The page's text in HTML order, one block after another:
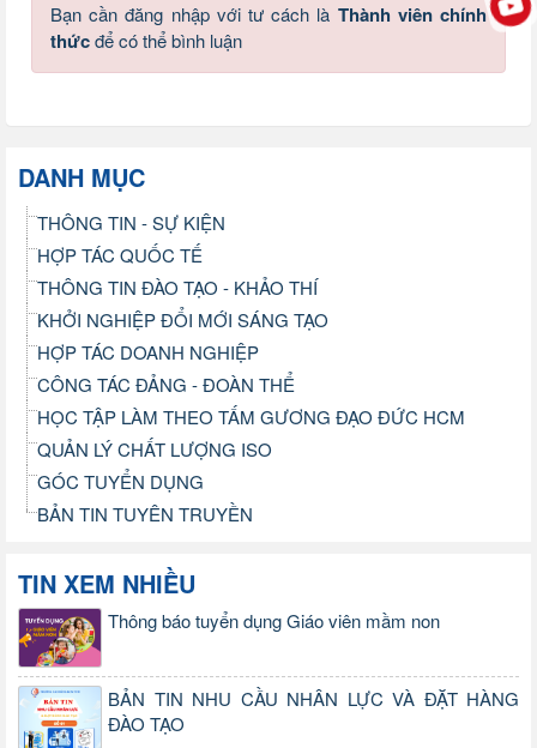
Bạn cần đăng nhập với tư cách là Thành viên chính
thứcđể có thể bình luận
DANH MỤC
THÔNG TIN - SỰ KIỆN
HỢP TÁC QUỐC TẾ
THÔNG TIN ĐÀO TẠO - KHẢO THÍ
KHỞI NGHIỆP ĐỔI MỚI SÁNG TẠO
HỢP TÁC DOANH NGHIỆP
CÔNG TÁC ĐẢNG - ĐOÀN THỂ
HỌC TẬP LÀM THEO TẤM GƯƠNG ĐẠO ĐỨC HCM
QUẢN LÝ CHẤT LƯỢNG ISO
GÓC TUYỂN DỤNG
BẢN TIN TUYÊN TRUYỀN
TIN XEM NHIỀU
Thông báo tuyển dụng Giáo viên mầm non
BẢN TIN NHU CẦU NHÂN LỰC VÀ ĐẶT HÀNG
ĐÀO TẠO